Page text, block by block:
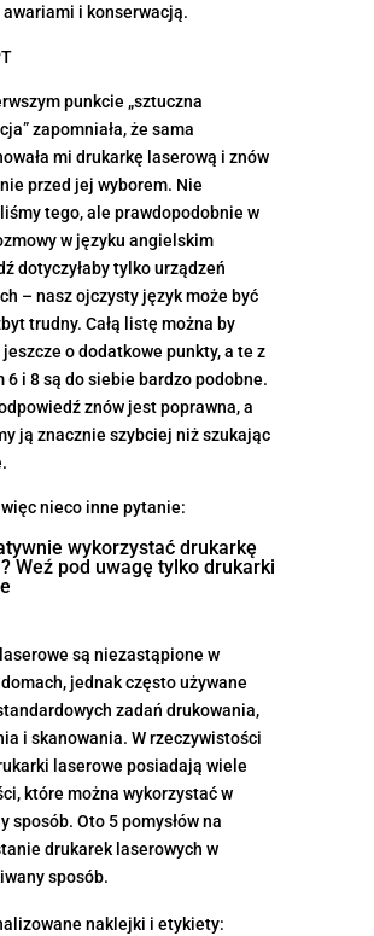
i konserwacją.
punkcie „sztuczna
zapomniała, że sama
mi drukarkę laserową i znów
przed jej wyborem. Nie
tego, ale prawdopodobnie w
w języku angielskim
dotyczyłaby tylko urządzeń
– nasz ojczysty język może być
trudny. Całą listę można by
o dodatkowe punkty, a te z
6 i 8 są do siebie bardzo podobne.
znów jest poprawna, a
ją znacznie szybciej niż szukając
nieco inne pytanie:
wykorzystać drukarkę
Weź pod uwagę tylko drukarki
są niezastąpione w
jednak często używane
zadań drukowania,
i skanowania. W rzeczywistości
laserowe posiadają wiele
które można wykorzystać w
sposób. Oto 5 pomysłów na
drukarek laserowych w
sposób.
naklejki i etykiety: